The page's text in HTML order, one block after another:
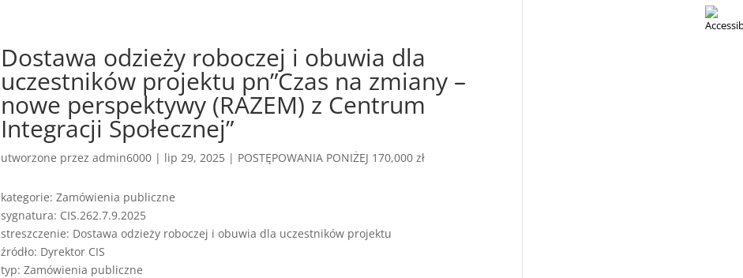
Dostawa odzieży roboczej i obuwia dla
uczestników projektu pn”Czas na zmiany –
nowe perspektywy (RAZEM) z Centrum
Integracji Społecznej”
utworzone przezadmin6000 | lip 29, 2025 | POSTĘPOWANIA PONIŻEJ 170,000 zł
kategorie: Zamówienia publiczne
sygnatura: CIS.262.7.9.2025
streszczenie: Dostawa odzieży roboczej i obuwia dla uczestników projektu
źródło: Dyrektor CIS
typ: Zamówienia publiczne